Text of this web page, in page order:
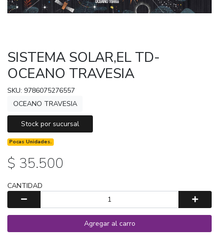
SISTEMA SOLAR,EL TD-
OCEANO TRAVESIA
SKU: 9786075276557
OCEANO TRAVESIA
Stock por sucursal
Pocas Unidades.
$ 35.500
CANTIDAD
Agregar al carro